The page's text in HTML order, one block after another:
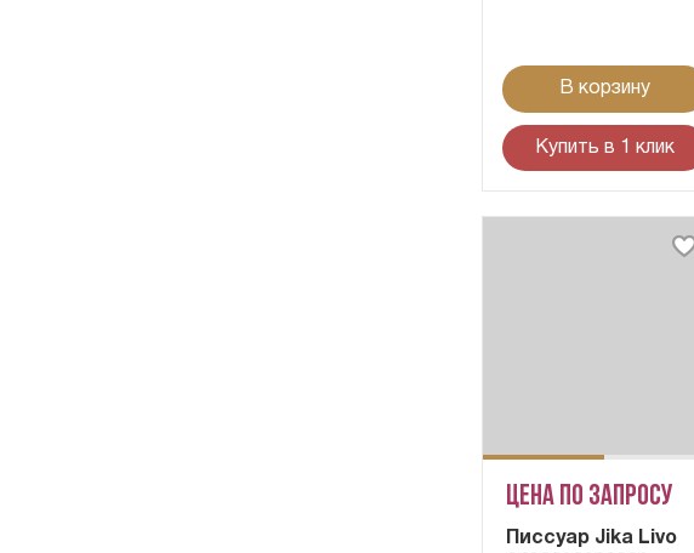
В корзину
Купить в 1 клик
Цена по запросу
Писсуар Jika Livo